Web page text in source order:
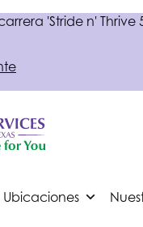
'Stride n' Thrive
Ubicaciones